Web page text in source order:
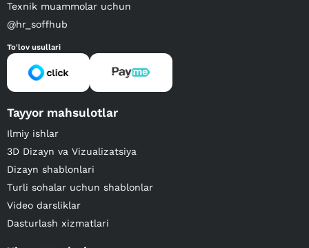
Texnik muammolar uchun
@hr_soffhub
To'lov usullari
Tayyor mahsulotlar
Ilmiy ishlar
3D Dizayn va Vizualizatsiya
Dizayn shablonlari
Turli sohalar uchun shablonlar
Video darsliklar
Dasturlash xizmatlari